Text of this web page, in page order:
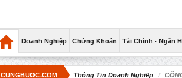
Doanh Nghiệp Chứng Khoán Tài Chính - Ngân
CUNGBUOC.COM Thông Tin Doanh Nghiệp